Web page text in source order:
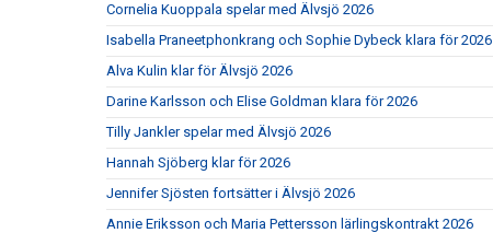
Cornelia Kuoppala spelar med Älvsjö 2026
Isabella Praneetphonkrang och Sophie Dybeck klara för 2026
Alva Kulin klar för Älvsjö 2026
Darine Karlsson och Elise Goldman klara för 2026
Tilly Jankler spelar med Älvsjö 2026
Hannah Sjöberg klar för 2026
Jennifer Sjösten fortsätter i Älvsjö 2026
Annie Eriksson och Maria Pettersson lärlingskontrakt 2026